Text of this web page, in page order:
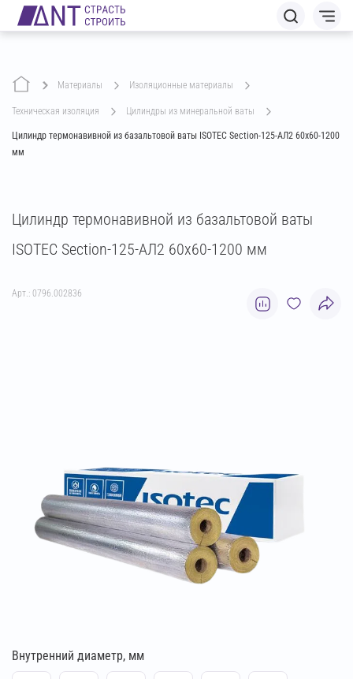
Материалы изоляционные материалы
техническая изоляция цилиндры из минеральной ваты
Цилиндр термонавивной из базальтовой ваты ISOTEC Section-125-АЛ2 60х60-1200
мм
Цилиндр термонавивной из базальтовой ваты
ISOTEC Section-125-АЛ2 60х60-1200 мм
Арт.: 0796.002836
Внутренний диаметр, мм